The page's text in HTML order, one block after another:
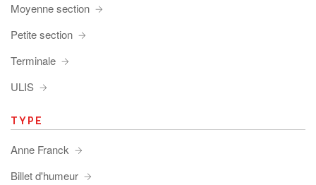
Moyenne section
Petite section
Terminale
ULIS
TYPE
Anne Franck
Billet d'humeur